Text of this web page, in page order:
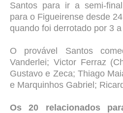
Santos para ir a semi-
para o Figueirense desde
quando foi derrotado por 3 a
O provável Santos
Vanderlei; Victor Ferraz
Gustavo e Zeca; Thiago
e Marquinhos Gabriel;
Os 20 relacionados